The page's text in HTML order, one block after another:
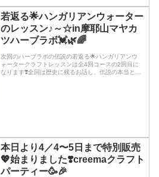
若返る🌟ハンガリアンウォーター
のレッスン♪～☆in摩耶山マヤカ
ツハーブラボ💓🌿🌈
次回のハーブラボの伝説の若返る🌟ハンガリアンウ
ォータークラフトレッスンは全4回コースの2回目に
なります❣️全回は歴史に残るお話し、伝説の本当と違
本日より4／4〜5日まで特別販売
💖始まりました❣️creemaクラフト
パーティー🥳🎉